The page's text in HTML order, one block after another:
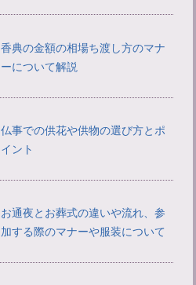
香典の金額の相場ち渡し方のマナ
ーについて解説
仏事での供花や供物の選び方とポ
イント
お通夜とお葬式の違いや流れ、参
加する際のマナーや服装について